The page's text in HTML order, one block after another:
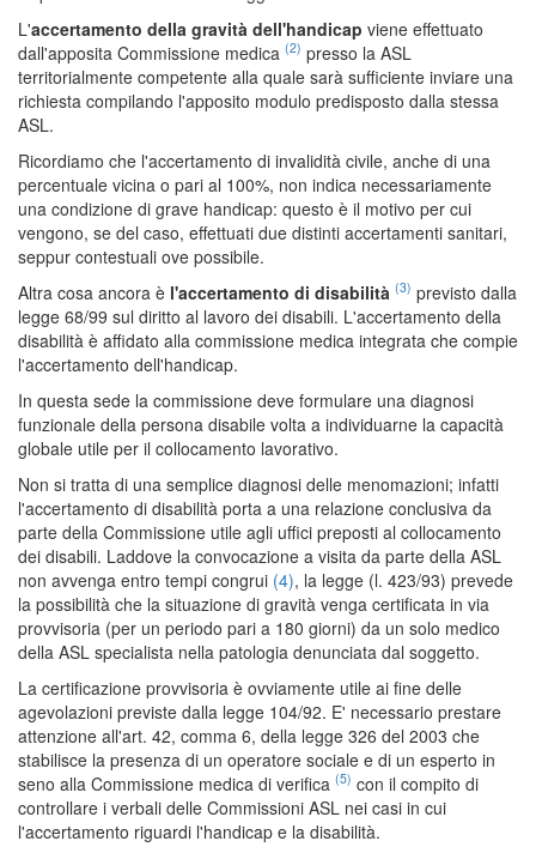
L'accertamento della gravità dell'handicap viene effettuato
dall'apposita Commissione medica (2) presso la ASL
territorialmente competente alla quale sarà sufficiente inviare una
richiesta compilando l'apposito modulo predisposto dalla stessa
ASL.
Ricordiamo che l'accertamento di invalidità civile, anche di una
percentuale vicina o pari al 100%, non indica necessariamente
una condizione di grave handicap: questo è il motivo per cui
vengono, se del caso, effettuati due distinti accertamenti sanitari,
seppur contestuali ove possibile.
Altra cosa ancora è l'accertamento di disabilità (3) previsto dalla
legge 68/99 sul diritto al lavoro dei disabili. L'accertamento della
disabilità è affidato alla commissione medica integrata che compie
l'accertamento dell'handicap.
In questa sede la commissione deve formulare una diagnosi
funzionale della persona disabile volta a individuarne la capacità
globale utile per il collocamento lavorativo.
Non si tratta di una semplice diagnosi delle menomazioni; infatti
l'accertamento di disabilità porta a una relazione conclusiva da
parte della Commissione utile agli uffici preposti al collocamento
dei disabili. Laddove la convocazione a visita da parte della ASL
non avvenga entro tempi congrui (4), la legge (l. 423/93) prevede
la possibilità che la situazione di gravità venga certificata in via
provvisoria (per un periodo pari a 180 giorni) da un solo medico
della ASL specialista nella patologia denunciata dal soggetto.
La certificazione provvisoria è ovviamente utile ai fine delle
agevolazioni previste dalla legge 104/92. E' necessario prestare
attenzione all'art. 42, comma 6, della legge 326 del 2003 che
stabilisce la presenza di un operatore sociale e di un esperto in
seno alla Commissione medica di verifica (5) con il compito di
controllare i verbali delle Commissioni ASL nei casi in cui
l'accertamento riguardi l'handicap e la disabilità.